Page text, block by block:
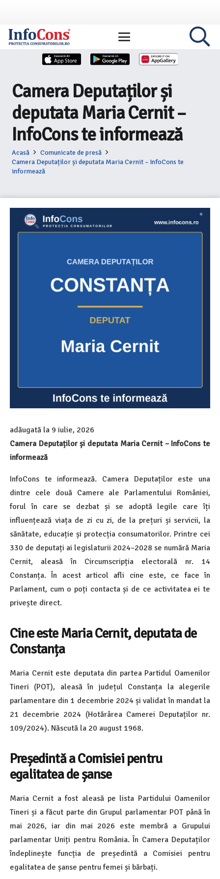
Camera Deputaților și
deputata Maria Cernit –
InfoCons te informează
Acasă
Comunicate de presă
Camera Deputaților și deputata Maria Cernit – InfoCons te
informează
adăugată la 9 iulie, 2026
Camera Deputaților și deputata Maria Cernit – InfoCons te
informează
InfoCons te informează. Camera Deputaților este una
dintre cele două Camere ale Parlamentului României,
forul în care se dezbat și se adoptă legile care îți
influențează viața de zi cu zi, de la prețuri și servicii, la
sănătate, educație și protecția consumatorilor. Printre cei
330 de deputați ai legislaturii 2024–2028 se numără Maria
Cernit, aleasă în Circumscripția electorală nr. 14
Constanța. În acest articol afli cine este, ce face în
Parlament, cum o poți contacta și de ce activitatea ei te
privește direct.
Cine este Maria Cernit, deputata de
Constanța
Maria Cernit este deputata din partea Partidul Oamenilor
Tineri (POT), aleasă în județul Constanța la alegerile
parlamentare din 1 decembrie 2024 și validat în mandat la
21 decembrie 2024 (Hotărârea Camerei Deputaților nr.
109/2024). Născută la 20 august 1968.
Președintă a Comisiei pentru
egalitatea de șanse
Maria Cernit a fost aleasă pe lista Partidului Oamenilor
Tineri și a făcut parte din Grupul parlamentar POT până în
mai 2026, iar din mai 2026 este membră a Grupului
parlamentar Uniți pentru România. În Camera Deputaților
îndeplinește funcția de președintă a Comisiei pentru
egalitatea de șanse pentru femei și bărbați.